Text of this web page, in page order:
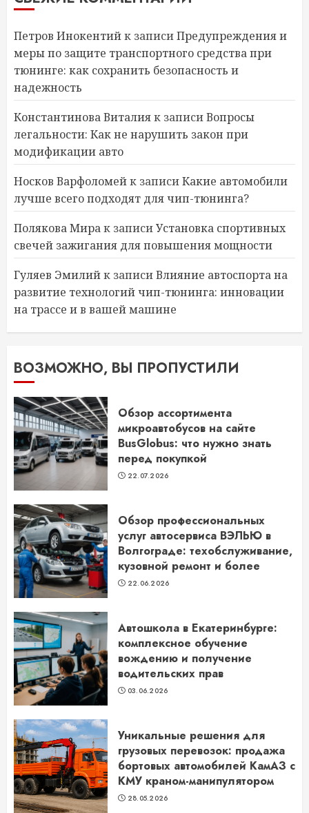
Петров Инокентийк записиПредупреждения и
меры по защите транспортного средства при
тюнинге: как сохранить безопасность и
надежность
Константинова Виталияк записиВопросы
легальности: Как не нарушить закон при
модификации авто
Носков Варфоломейк записиКакие автомобили
лучше всего подходят для чип-тюнинга?
Полякова Мирак записиУстановка спортивных
свечей зажигания для повышения мощности
Гуляев Эмилийк записиВлияние автоспорта на
развитие технологий чип-тюнинга: инновации
на трассе и в вашей машине
ВОЗМОЖНО, ВЫ ПРОПУСТИЛИ
Обзор ассортимента
микроавтобусов на сайте
BusGlobus: что нужно знать
перед покупкой
22.07.2026
Обзор профессиональных
услуг автосервиса ВЭЛЬЮ в
Волгограде: техобслуживание,
кузовной ремонт и более
22.06.2026
Автошкола в Екатеринбурге:
комплексное обучение
вождению и получение
водительских прав
03.06.2026
Уникальные решения для
грузовых перевозок: продажа
бортовых автомобилей КамАЗ с
КМУ краном-манипулятором
28.05.2026